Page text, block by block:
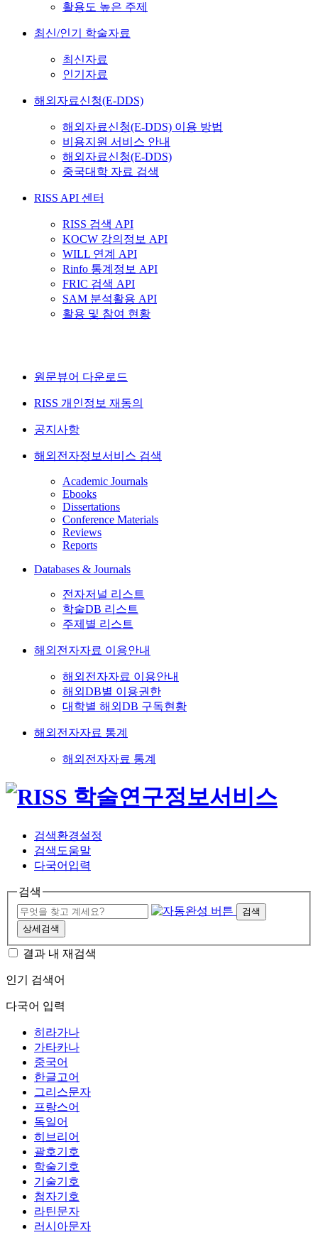
활용도 높은 주제
최신/인기 학술자료
최신자료
인기자료
해외자료신청(E-DDS)
해외자료신청(E-DDS) 이용 방법
비용지원 서비스 안내
해외자료신청(E-DDS)
중국대학 자료 검색
RISS API 센터
RISS 검색 API
KOCW 강의정보 API
WILL 연계 API
Rinfo 통계정보 API
FRIC 검색 API
SAM 분석활용 API
활용 및 참여 현황
원문뷰어 다운로드
RISS 개인정보 재동의
공지사항
해외전자정보서비스 검색
Academic Journals
Ebooks
Dissertations
Conference Materials
Reviews
Reports
Databases & Journals
전자저널 리스트
학술DB 리스트
주제별 리스트
해외전자자료 이용안내
해외전자자료 이용안내
해외DB별 이용권한
대학별 해외DB 구독현황
해외전자자료 통계
해외전자자료 통계
검색환경설정
검색도움말
다국어입력
검색
검색
상세검색
결과 내 재검색
인기 검색어
다국어 입력
히라가나
가타카나
중국어
한글고어
그리스문자
프랑스어
독일어
히브리어
괄호기호
학술기호
기술기호
첨자기호
라틴문자
러시아문자